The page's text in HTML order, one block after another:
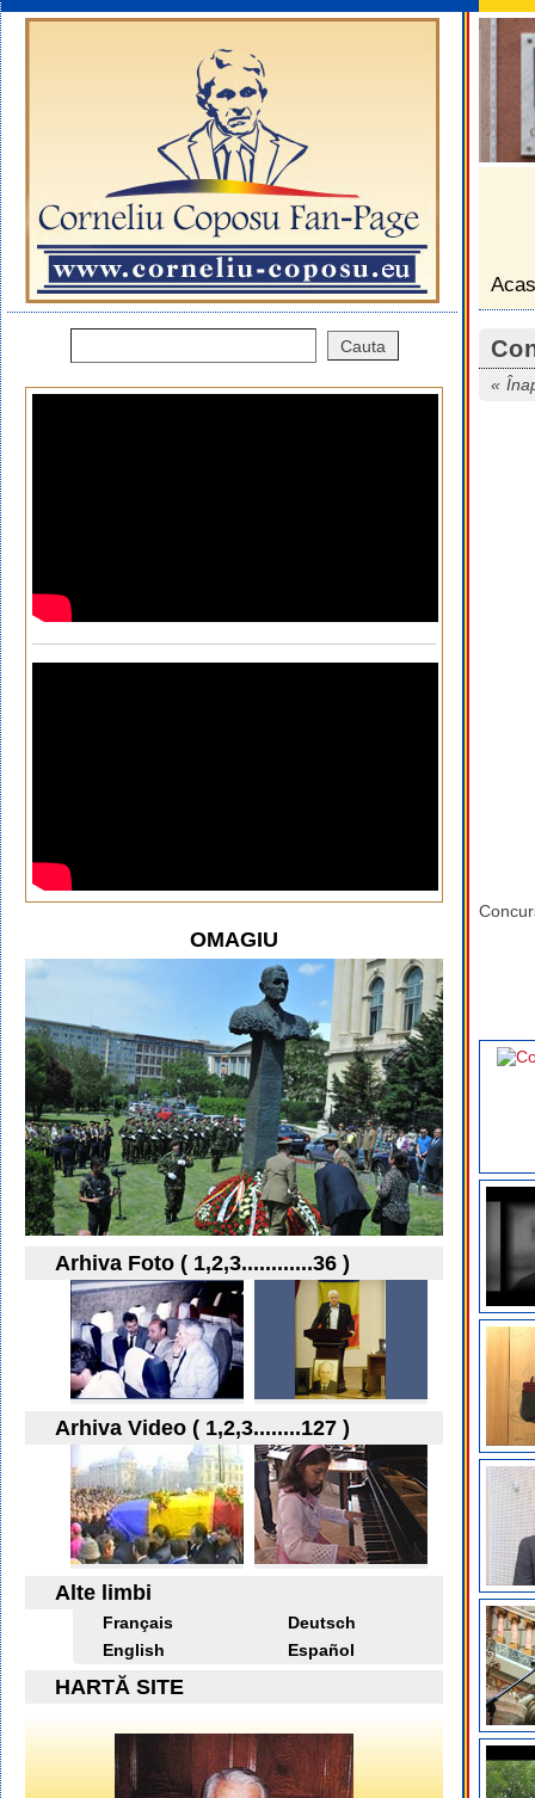
OMAGIU
Arhiva Foto ( 1,2,3............36 )
Arhiva Video ( 1,2,3........127 )
Alte limbi
Français
Deutsch
English
Español
HARTĂ SITE